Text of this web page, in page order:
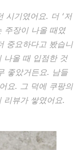
시기였어요. 더 ‘저
주장이 나올 때였
중요하다고 봤습니
나올 때 입점한 것
좋았거든요. 남들
요. 그 덕에 쿠팡의
리뷰가 쌓였어요.